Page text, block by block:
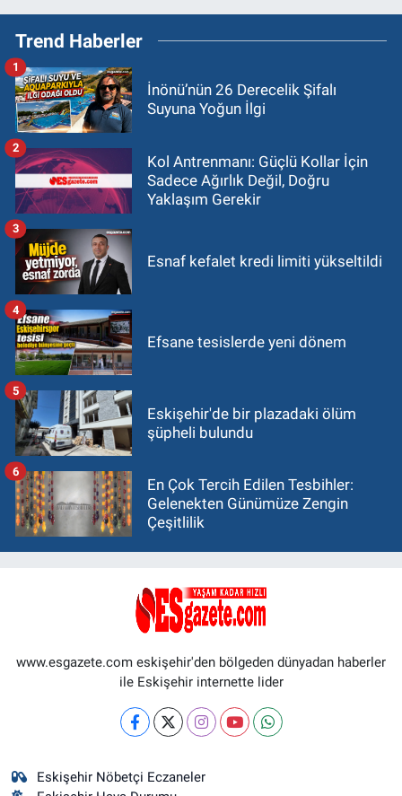
Trend Haberler
İnönü’nün 26 Derecelik Şifalı
Suyuna Yoğun İlgi
1
Kol Antrenmanı: Güçlü Kollar İçin
Sadece Ağırlık Değil, Doğru
Yaklaşım Gerekir
2
Esnaf kefalet kredi limiti yükseltildi
3
Efsane tesislerde yeni dönem
4
Eskişehir'de bir plazadaki ölüm
şüpheli bulundu
5
En Çok Tercih Edilen Tesbihler:
Gelenekten Günümüze Zengin
Çeşitlilik
6
www.esgazete.com eskişehir'den bölgeden dünyadan haberler
ile Eskişehir internette lider
Eskişehir Nöbetçi Eczaneler